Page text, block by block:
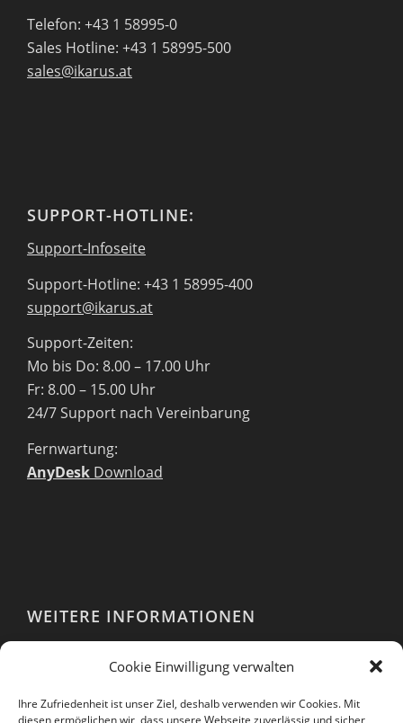
Cookie Einwilligung verwalten
Ihre Zufriedenheit ist unser Ziel, deshalb verwenden wir Cookies. Mit
diesen ermöglichen wir, dass unsere Webseite zuverlässig und sicher
Telefon: +43 1 58995-0
Sales Hotline: +43 1 58995-500
sales@ikarus.at
SUPPORT-HOTLINE:
Support-Infoseite
Support-Hotline: +43 1 58995-400
support@ikarus.at
Support-Zeiten:
Mo bis Do: 8.00 – 17.00 Uhr
Fr: 8.00 – 15.00 Uhr
24/7 Support nach Vereinbarung
Fernwartung:
AnyDesk Download
WEITERE INFORMATIONEN
AGB